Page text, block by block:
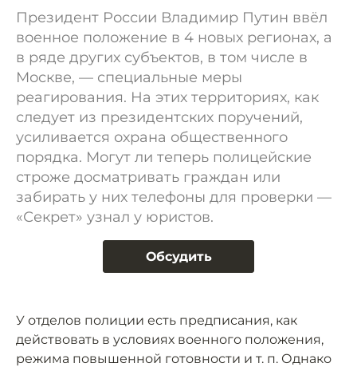
Президент России Владимир Путин ввёл
военное положение в 4 новых регионах, а
в ряде других субъектов, в том числе в
Москве, — специальные меры
реагирования. На этих территориях, как
следует из президентских поручений,
усиливается охрана общественного
порядка. Могут ли теперь полицейские
строже досматривать граждан или
забирать у них телефоны для проверки —
«Секрет» узнал у юристов.
Обсудить
У отделов полиции есть предписания, как
действовать в условиях военного положения,
режима повышенной готовности и т. п. Однако